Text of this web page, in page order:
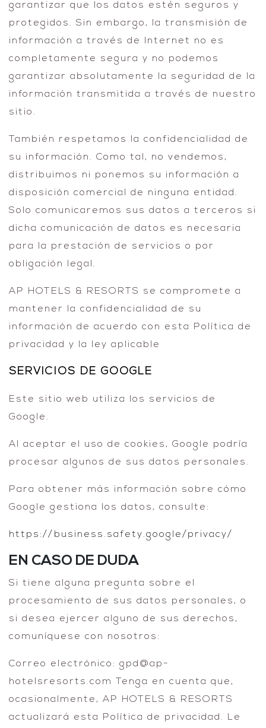
garantizar que los datos estén seguros y
protegidos. Sin embargo, la transmisión de
información a través de Internet no es
completamente segura y no podemos
garantizar absolutamente la seguridad de la
información transmitida a través de nuestro
sitio.
También respetamos la confidencialidad de
su información. Como tal, no vendemos,
distribuimos ni ponemos su información a
disposición comercial de ninguna entidad.
Solo comunicaremos sus datos a terceros si
dicha comunicación de datos es necesaria
para la prestación de servicios o por
obligación legal.
AP HOTELS & RESORTS se compromete a
mantener la confidencialidad de su
información de acuerdo con esta Política de
privacidad y la ley aplicable
SERVICIOS DE GOOGLE
Este sitio web utiliza los servicios de
Google.
Al aceptar el uso de cookies, Google podría
procesar algunos de sus datos personales.
Para obtener más información sobre cómo
Google gestiona los datos, consulte:
https://business.safety.google/privacy/
EN CASO DE DUDA
Si tiene alguna pregunta sobre el
procesamiento de sus datos personales, o
si desea ejercer alguno de sus derechos,
comuníquese con nosotros:
Correo electrónico: gpd@ap-
hotelsresorts.com Tenga en cuenta que,
ocasionalmente, AP HOTELS & RESORTS
actualizará esta Política de privacidad. Le